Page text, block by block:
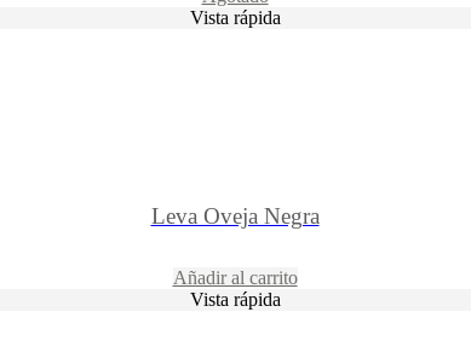
Vista rápida
Leva Oveja Negra
Añadir al carrito
Vista rápida